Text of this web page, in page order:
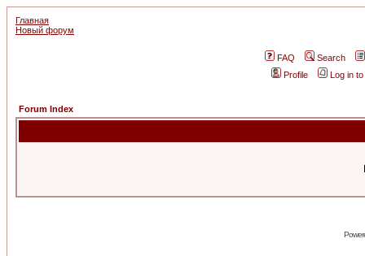
Главная
Новый форум
FAQ
Search
Profile
Log in
Forum Index